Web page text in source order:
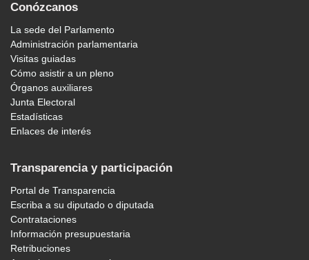
Conózcanos
La sede del Parlamento
Administración parlamentaria
Visitas guiadas
Cómo asistir a un pleno
Órganos auxiliares
Junta Electoral
Estadísticas
Enlaces de interés
Transparencia y participación
Portal de Transparencia
Escriba a su diputado o diputada
Contrataciones
Información presupuestaria
Retribuciones